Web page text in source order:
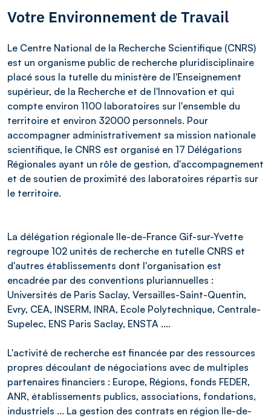
Votre Environnement de Travail
Le Centre National de la Recherche Scientifique (CNRS)
est un organisme public de recherche pluridisciplinaire
placé sous la tutelle du ministère de l'Enseignement
supérieur, de la Recherche et de l'Innovation et qui
compte environ 1100 laboratoires sur l'ensemble du
territoire et environ 32000 personnels. Pour
accompagner administrativement sa mission nationale
scientifique, le CNRS est organisé en 17 Délégations
Régionales ayant un rôle de gestion, d'accompagnement
et de soutien de proximité des laboratoires répartis sur
le territoire.
La délégation régionale Ile-de-France Gif-sur-Yvette
regroupe 102 unités de recherche en tutelle CNRS et
d'autres établissements dont l'organisation est
encadrée par des conventions pluriannuelles :
Universités de Paris Saclay, Versailles-Saint-Quentin,
Evry, CEA, INSERM, INRA, Ecole Polytechnique, Centrale-
Supelec, ENS Paris Saclay, ENSTA ....
L'activité de recherche est financée par des ressources
propres découlant de négociations avec de multiples
partenaires financiers : Europe, Régions, fonds FEDER,
ANR, établissements publics, associations, fondations,
industriels ... La gestion des contrats en région Ile-de-